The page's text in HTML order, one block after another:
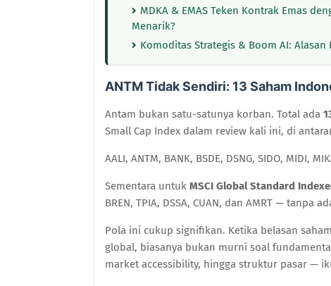
MDKA & EMAS Teken Kontrak Emas
Menarik?
Komoditas Strategis & Boom AI:
ANTM Tidak Sendiri: 13 Saham
Antam bukan satu-satunya korban. Total ada
Small Cap Index dalam review kali ini, di
AALI, ANTM, BANK, BSDE, DSNG, SIDO, MIDI,
Sementara untuk MSCI Global Standard
BREN, TPIA, DSSA, CUAN, dan AMRT — tanpa
Pola ini cukup signifikan. Ketika belasan
global, biasanya bukan murni soal
market accessibility, hingga struktur pasar —